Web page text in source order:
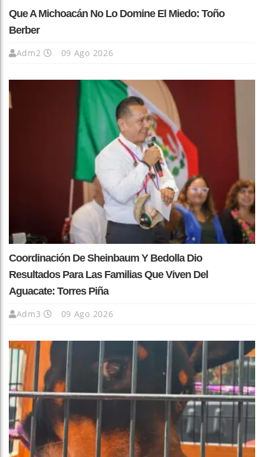
Que A Michoacán No Lo Domine El Miedo: Toño
Berber
Adm2 09 Ago 2026
Coordinación De Sheinbaum Y Bedolla Dio
Resultados Para Las Familias Que Viven Del
Aguacate: Torres Piña
Adm3 09 Ago 2026